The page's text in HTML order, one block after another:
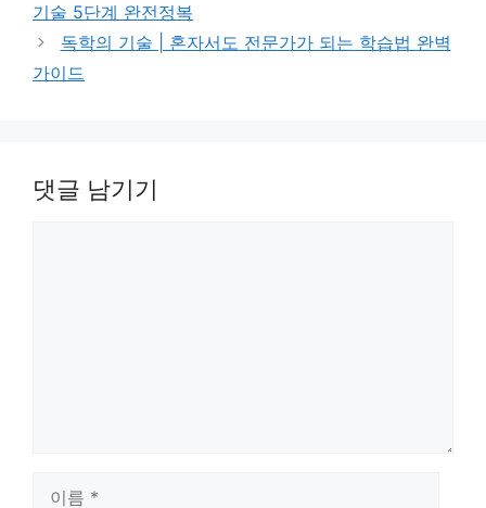
기술 5단계 완전정복
독학의 기술 | 혼자서도 전문가가 되는 학습법 완벽
가이드
댓글 남기기